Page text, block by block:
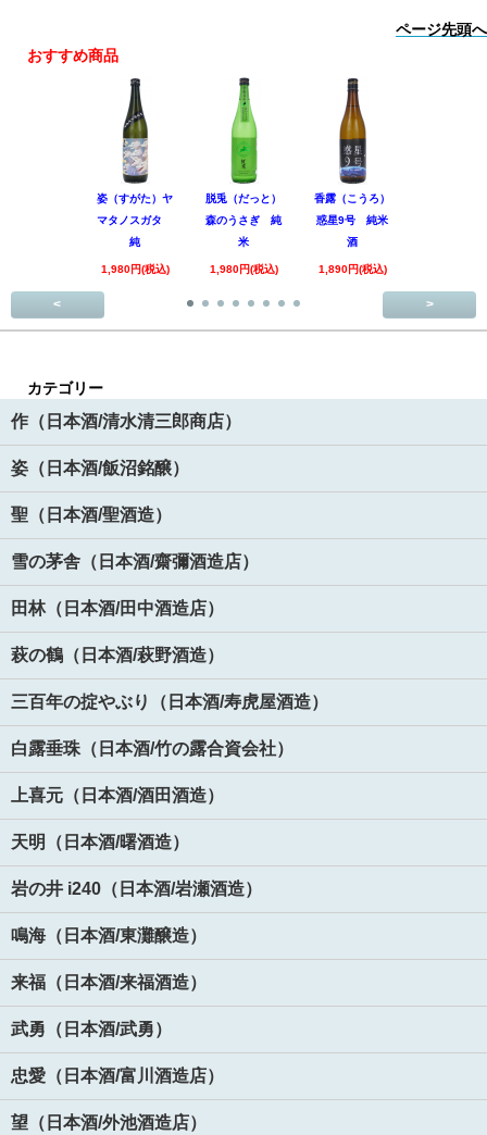
ページ先頭へ
おすすめ商品
姿（すがた）ヤ
マタノスガタ
純
1,980円(税込)
脱兎（だっと）
森のうさぎ 純
米
1,980円(税込)
香露（こうろ）
惑星9号 純米
酒
1,890円(税込)
< >
カテゴリー
作（日本酒/清水清三郎商店）
姿（日本酒/飯沼銘醸）
聖（日本酒/聖酒造）
雪の茅舎（日本酒/齋彌酒造店）
田林（日本酒/田中酒造店）
萩の鶴（日本酒/萩野酒造）
三百年の掟やぶり（日本酒/寿虎屋酒造）
白露垂珠（日本酒/竹の露合資会社）
上喜元（日本酒/酒田酒造）
天明（日本酒/曙酒造）
岩の井 i240（日本酒/岩瀬酒造）
鳴海（日本酒/東灘醸造）
来福（日本酒/来福酒造）
武勇（日本酒/武勇）
忠愛（日本酒/富川酒造店）
望（日本酒/外池酒造店）